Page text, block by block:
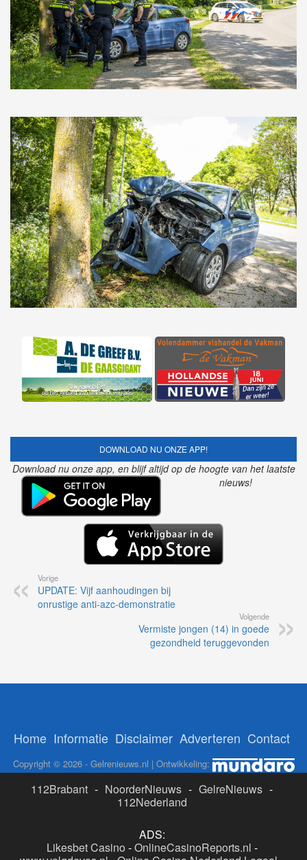
DOWNLOAD NU ONZE APP!
Download nu onze app, en blijf altijd op de hoogte van het laatste
nieuws!
Vorige
UPDATE: Vijf aanhoudingen bij
onrustige anti-azc-demonstratie
Volgende
Vermiste jongen (14) in goede
gezondheid teruggevonden
Home Informatie Disclaimer Adverteren Contact
Copyright © 2026 - Gelrenieuws.nl | Ontwikkeling:
112Brabant - NoorderNieuws - GelreNieuws -
112Nederland
ADS:
Likesbet Casino -OnlineCasinoReports.nl -